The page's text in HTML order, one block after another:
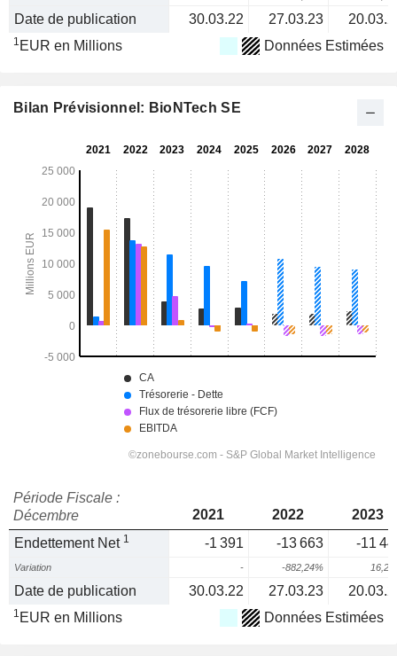
Date de publication 30.03.22 27.03.23
1 EUR en Millions Données Estimées
Bilan Prévisionnel: BioNTech SE
Période Fiscale :
Décembre
2021 2022
2023
Endettement Net 1 -1 391 -13 663 -11
Variation - -882,24%
Date de publication 30.03.22 27.03.23
1 EUR en Millions Données Estimées